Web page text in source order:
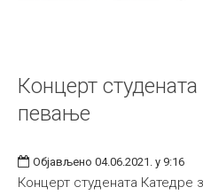
Концерт
певање
Објављено 04.06.2021. у 9:16
Концерт студената Катедре